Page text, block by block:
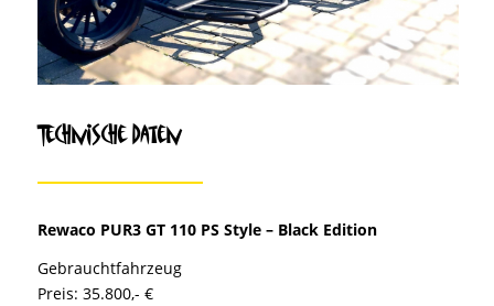
Technische Daten
Rewaco PUR3 GT 110 PS Style – Black Edition
Gebrauchtfahrzeug
Preis: 35.800,- €